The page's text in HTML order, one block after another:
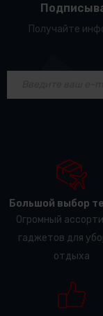
Получайте
Большой выбор
Огромный
гаджетов для
отдыха